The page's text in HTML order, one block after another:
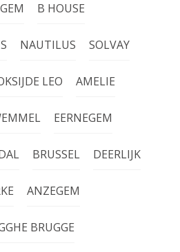
B HOUSE
NAUTILUS SOLVAY
LEO AMELIE
EERNEGEM
BRUSSEL DEERLIJK
ANZEGEM
BRUGGE